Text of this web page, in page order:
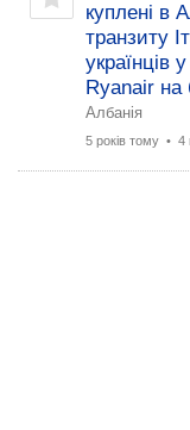
куплені в
транзиту
українців
Ryanair на
Албанія
5 років тому • 4